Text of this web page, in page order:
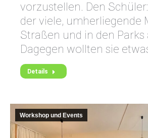
vorzustellen. Den
der viele, umherliegende
Straßen und in den Parks
Dagegen wollten sie
Details
Workshop und Events